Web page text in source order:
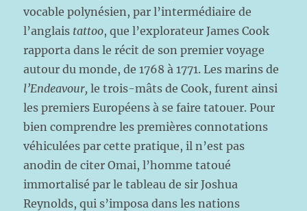
vocable polynésien, par l’intermédiaire de
l’anglais tattoo, que l’explorateur James Cook
rapporta dans le récit de son premier voyage
autour du monde, de 1768 à 1771. Les marins de
l’Endeavour, le trois-mâts de Cook, furent ainsi
les premiers Européens à se faire tatouer. Pour
bien comprendre les premières connotations
véhiculées par cette pratique, il n’est pas
anodin de citer Omai, l’homme tatoué
immortalisé par le tableau de sir Joshua
Reynolds, qui s’imposa dans les nations